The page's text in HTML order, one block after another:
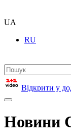
UA
RU
Відкрити у
Новини